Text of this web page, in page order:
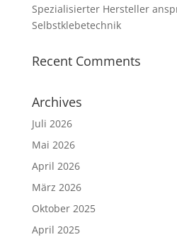
Spezialisierter Hersteller
Selbstklebetechnik
Recent Comments
Archives
Juli 2026
Mai 2026
April 2026
März 2026
Oktober 2025
April 2025